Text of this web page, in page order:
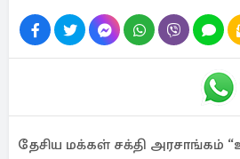
தேசிய மக்கள் சக்தி அரசாங்கம்